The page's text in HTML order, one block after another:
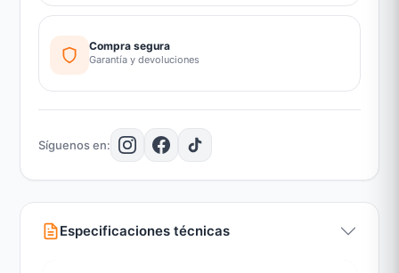
Especificaciones técnicas
Compra segura
Garantía y devoluciones
Síguenos en: